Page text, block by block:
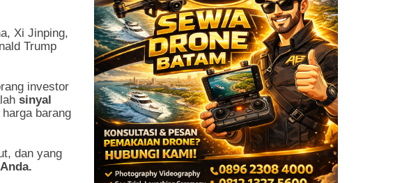
Xi Jinping,
Trump
investor
sinyal
barang
dan yang